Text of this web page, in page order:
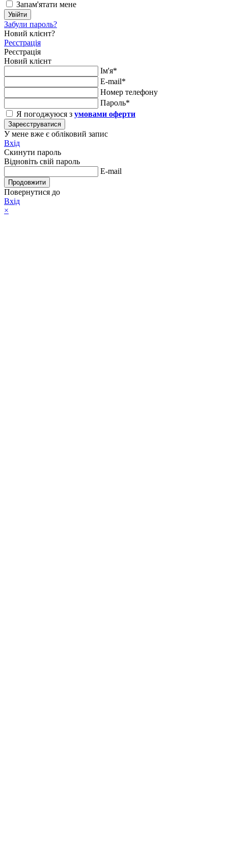
Запам'ятати мене
Увійти
Забули пароль?
Новий клієнт?
Реєстрація
Реєстрація
Новий клієнт
Ім'я*
E-mail*
Номер телефону
Пароль*
Я погоджуюся з умовами оферти
Зареєструватися
У мене вже є обліковий запис
Вхід
Скинути пароль
Відновіть свій пароль
E-mail
Продовжити
Повернутися до
Вхід
×